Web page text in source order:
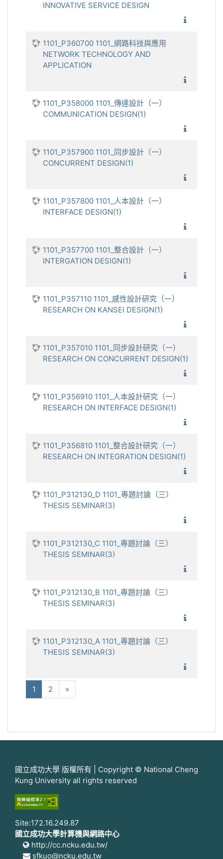
INNOVATIVE SERVICE DESIGN
1101_P360700 1101_網路科技與應用
NETWORK TECHNOLOGY AND
APPLICATION
1101_P358000 1101_傳達設計（一）
COMMUNICATION DESIGN(1)
1101_P357900 1101_同步設計（一）
CONCURRENT DESIGN(1)
1101_P357800 1101_人本設計（一）
INTERFACE DESIGN(1)
1101_P357700 1101_整合設計（一）
INTERGATION DESIGN(1)
1101_P357110 1101_感性設計研究（一）
RESEARCH ON KANSEI DESIGN(1)
1101_P357010 1101_同步設計研究（一）
RESEARCH ON CONCURRENT DESIGN(1)
1101_P356910 1101_人本設計研究（一）
RESEARCH ON INTERFACE DESIGN(1)
1101_P356810 1101_整合設計研究（一）
RESEARCH ON INTEGRATION DESIGN(1)
1101_P312130_D 1101_專題討論（三）
THESIS SEMINAR(3)
1101_P312130_C 1101_專題討論（三）
THESIS SEMINAR(3)
1101_P312130_B 1101_專題討論（三）
THESIS SEMINAR(3)
1101_P312130_A 1101_專題討論（三）
THESIS SEMINAR(3)
1 (current)
2 »
國立成功大學 版權所有 | Copyright © National Cheng
Kung University all rights reserved
Site:172.16.249.87
國立成功大學計算機與網路中心
http://cc.ncku.edu.tw/
sfkuo@ncku.edu.tw